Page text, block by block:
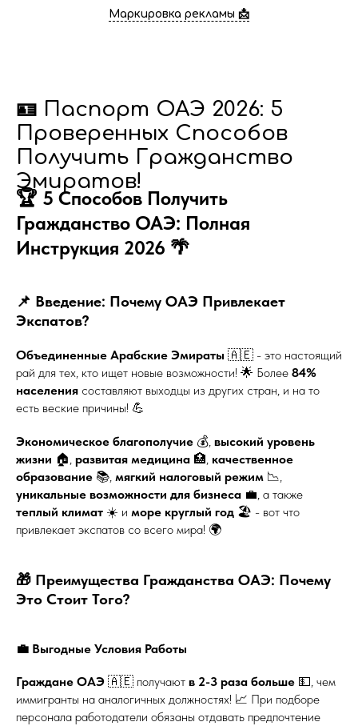
Маркировка рекламы 📩
🪪 Паспорт ОАЭ 2026: 5
Проверенных Способов
Получить Гражданство
Эмиратов!
🏆 5 Способов Получить
Гражданство ОАЭ: Полная
Инструкция 2026 🌴
📌 Введение: Почему ОАЭ Привлекает
Экспатов?
Объединенные Арабские Эмираты 🇦🇪 - это настоящий
рай для тех, кто ищет новые возможности! 🌟 Более 84%
населения составляют выходцы из других стран, и на то
есть веские причины! 💪
Экономическое благополучие 💰, высокий уровень
жизни 🏠, развитая медицина 🏥, качественное
образование 📚, мягкий налоговый режим 📉,
уникальные возможности для бизнеса 💼, а также
теплый климат ☀️ и море круглый год 🏖️ - вот что
привлекает экспатов со всего мира! 🌍
🎁 Преимущества Гражданства ОАЭ: Почему
Это Стоит Того?
💼 Выгодные Условия Работы
Граждане ОАЭ 🇦🇪 получают в 2-3 раза больше 💵, чем
иммигранты на аналогичных должностях! 📈 При подборе
персонала работодатели обязаны отдавать предпочтение